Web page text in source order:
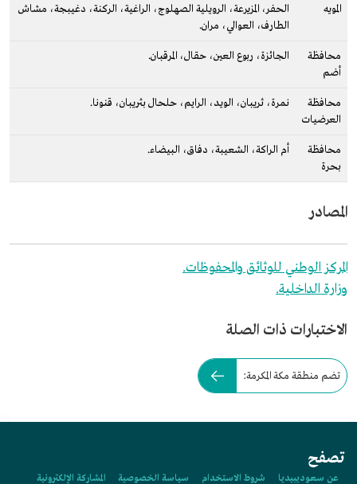
المويه
الحفر، المزيرعة، الرويلية الصهلوج، الراغية، الركنة، دغيبجة، مشاش
الطارف، العوالي، مران.
محافظة
أضم
الجائزة، ربوع العين، حقال، المرقبان.
محافظة
العرضيات
نمرة، ثريبان، الويد، الرايم، حلحال بثريبان، قنونا.
محافظة
بحرة
أم الراكة، الشعيبة، دفاق، البيضاء.
المصادر
المركز الوطني للوثائق والمحفوظات.
وزارة الداخلية.
الاختبارات ذات الصلة
تضم منطقة مكة المكرمة:
تصفح
عن سعوديبيديا شروط الاستخدام سياسة الخصوصية المشاركة الإلكترونية